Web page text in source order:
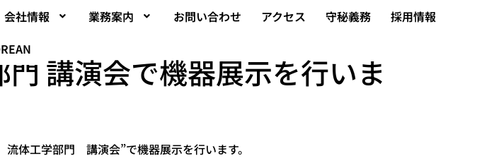
会社情報 業務案内 お問い合わせ アクセス 守秘義務
採用情報
講演会で機器展示を行いま
体工学部門 講演会”で機器展示を行います。